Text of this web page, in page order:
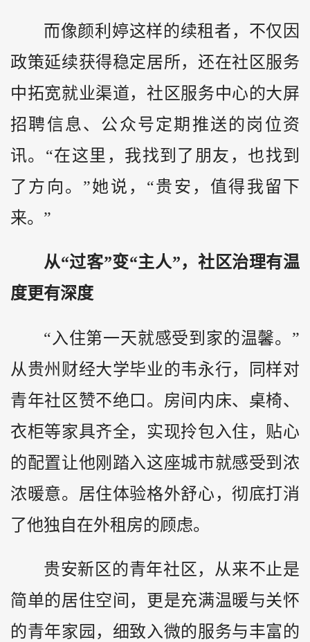
而像颜利婷这样的续租者，不仅因
政策延续获得稳定居所，还在社区服务
中拓宽就业渠道，社区服务中心的大屏
招聘信息、公众号定期推送的岗位资
讯。“在这里，我找到了朋友，也找到
了方向。”她说，“贵安，值得我留下
来。”
从“过客”变“主人”，社区治理有温
度更有深度
“入住第一天就感受到家的温馨。”
从贵州财经大学毕业的韦永行，同样对
青年社区赞不绝口。房间内床、桌椅、
衣柜等家具齐全，实现拎包入住，贴心
的配置让他刚踏入这座城市就感受到浓
浓暖意。居住体验格外舒心，彻底打消
了他独自在外租房的顾虑。
贵安新区的青年社区，从来不止是
简单的居住空间，更是充满温暖与关怀
的青年家园，细致入微的服务与丰富的